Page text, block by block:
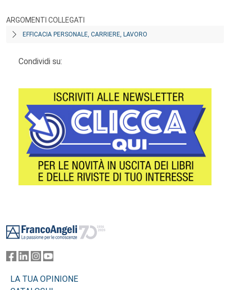
ARGOMENTI COLLEGATI
EFFICACIA PERSONALE, CARRIERE, LAVORO
Condividi su:
LA TUA OPINIONE